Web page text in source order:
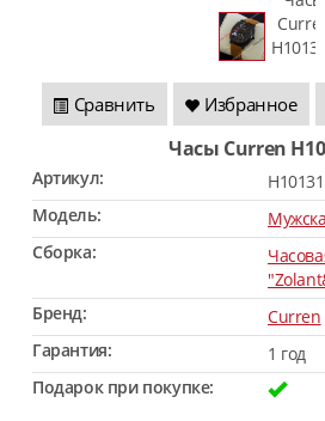
Сравнить Избранное
Часы Curren
Артикул:
Модель:
Сборка:
Бренд:
Curren
Гарантия:
1 год
Подарок при покупке: